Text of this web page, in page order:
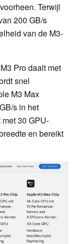
Terwijl
200 GB/s
van de M3-
Pro daalt met
snel
M3 Max
s in het
30 GPU-
en bereikt